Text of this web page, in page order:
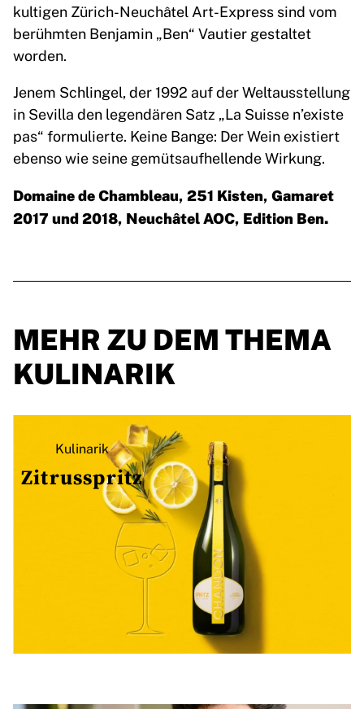
kultigen Zürich-Neuchâtel Art-Express sind vom
berühmten Benjamin „Ben“ Vautier gestaltet
worden.
Jenem Schlingel, der 1992 auf der Weltausstellung
in Sevilla den legendären Satz „La Suisse n’existe
pas“ formulierte. Keine Bange: Der Wein existiert
ebenso wie seine gemütsaufhellende Wirkung.
Domaine de Chambleau, 251 Kisten, Gamaret
2017 und 2018, Neuchâtel AOC, Edition Ben.
MEHR ZU DEM THEMA
KULINARIK
Kulinarik
Zitrusspritz